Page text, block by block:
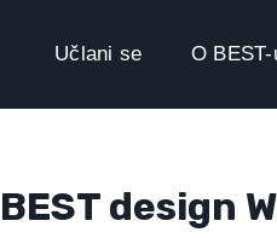
Učlani se O BEST-
design